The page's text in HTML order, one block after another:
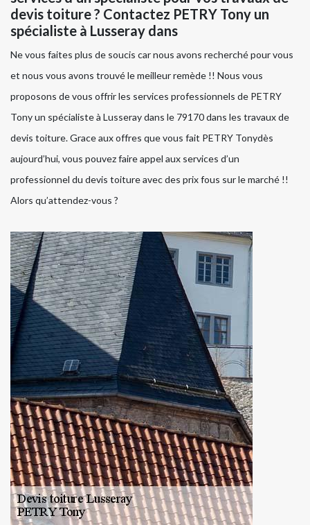
devis toiture ? Contactez PETRY Tony un
spécialiste à Lusseray dans
Ne vous faites plus de soucis car nous avons recherché pour vous
et nous vous avons trouvé le meilleur remède !! Nous vous
proposons de vous offrir les services professionnels de PETRY
Tony un spécialiste à Lusseray dans le 79170 dans les travaux de
devis toiture. Grace aux offres que vous fait PETRY Tonydès
aujourd’hui, vous pouvez faire appel aux services d’un
professionnel du devis toiture avec des prix fous sur le marché !!
Alors qu’attendez-vous ?